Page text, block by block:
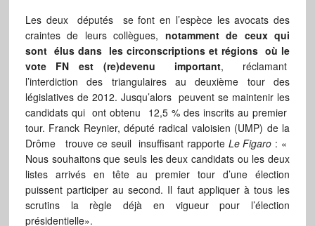
Les deux députés se font en l’espèce les avocats des
craintes de leurs collègues, notamment de ceux qui
sont élus dans les circonscriptions et régions où le
vote FN est (re)devenu important, réclamant
l’interdiction des triangulaires au deuxième tour des
législatives de 2012. Jusqu’alors peuvent se maintenir les
candidats qui ont obtenu 12,5 % des inscrits au premier
tour. Franck Reynier, député radical valoisien (UMP) de la
Drôme trouve ce seuil insuffisant rapporte Le Figaro : «
Nous souhaitons que seuls les deux candidats ou les deux
listes arrivés en tête au premier tour d’une élection
puissent participer au second. Il faut appliquer à tous les
scrutins la règle déjà en vigueur pour l’élection
présidentielle».